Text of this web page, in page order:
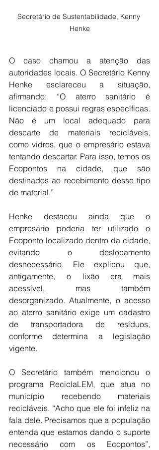
Secretário de Sustentabilidade, Kenny
Henke
O caso chamou a atenção das
autoridades locais. O Secretário Kenny
Henke esclareceu a situação,
afirmando: “O aterro sanitário é
licenciado e possui regras específicas.
Não é um local adequado para
descarte de materiais recicláveis,
como vidros, que o empresário estava
tentando descartar. Para isso, temos os
Ecopontos na cidade, que são
destinados ao recebimento desse tipo
de material.”
Henke destacou ainda que o
empresário poderia ter utilizado o
Ecoponto localizado dentro da cidade,
evitando o deslocamento
desnecessário. Ele explicou que,
antigamente, o lixão era mais
acessível, mas também
desorganizado. Atualmente, o acesso
ao aterro sanitário exige um cadastro
de transportadora de resíduos,
conforme determina a legislação
vigente.
O Secretário também mencionou o
programa ReciclaLEM, que atua no
município recebendo materiais
recicláveis. “Acho que ele foi infeliz na
fala dele. Precisamos que a população
entenda que estamos dando o suporte
necessário com os Ecopontos”,